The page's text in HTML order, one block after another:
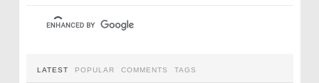
LATEST POPULAR COMMENTS TAGS